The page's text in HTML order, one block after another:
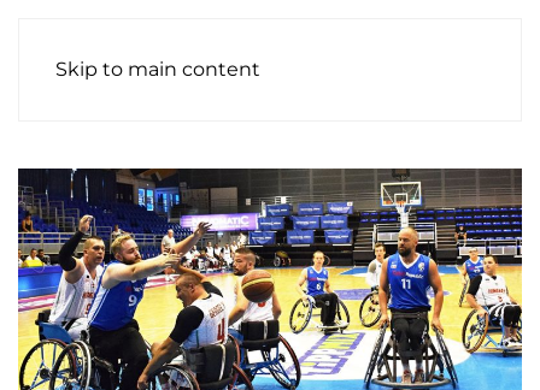
Skip to main content